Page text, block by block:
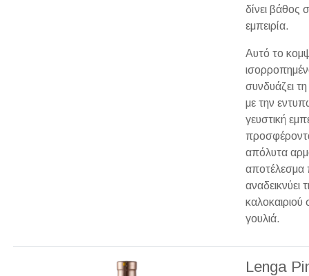
δίνει βάθος
εμπειρία.
Αυτό το
συνδυάζει
με την
γευστική
απόλυτα
αποτέλεσμα
αναδεικνύει
καλοκαιριού
γουλιά.
Lenga